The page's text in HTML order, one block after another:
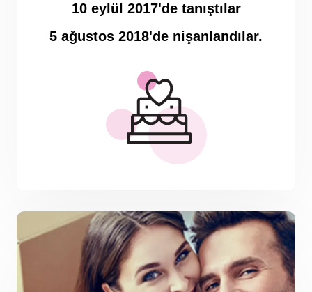
10 eylül 2017'de tanıştılar
5 ağustos 2018'de nişanlandılar.